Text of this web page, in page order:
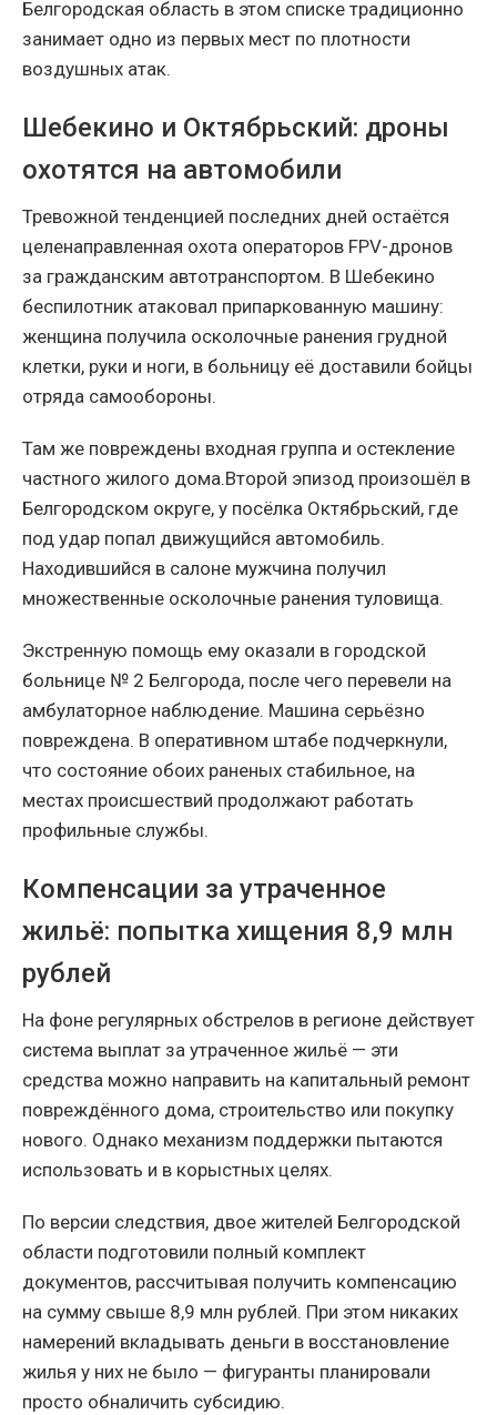
Белгородская область в этом списке традиционно
занимает одно из первых мест по плотности
воздушных атак.
Шебекино и Октябрьский: дроны
охотятся на автомобили
Тревожной тенденцией последних дней остаётся
целенаправленная охота операторов FPV-дронов
за гражданским автотранспортом. В Шебекино
беспилотник атаковал припаркованную машину:
женщина получила осколочные ранения грудной
клетки, руки и ноги, в больницу её доставили бойцы
отряда самообороны.
Там же повреждены входная группа и остекление
частного жилого дома.Второй эпизод произошёл в
Белгородском округе, у посёлка Октябрьский, где
под удар попал движущийся автомобиль.
Находившийся в салоне мужчина получил
множественные осколочные ранения туловища.
Экстренную помощь ему оказали в городской
больнице № 2 Белгорода, после чего перевели на
амбулаторное наблюдение. Машина серьёзно
повреждена. В оперативном штабе подчеркнули,
что состояние обоих раненых стабильное, на
местах происшествий продолжают работать
профильные службы.
Компенсации за утраченное
жильё: попытка хищения 8,9 млн
рублей
На фоне регулярных обстрелов в регионе действует
система выплат за утраченное жильё — эти
средства можно направить на капитальный ремонт
повреждённого дома, строительство или покупку
нового. Однако механизм поддержки пытаются
использовать и в корыстных целях.
По версии следствия, двое жителей Белгородской
области подготовили полный комплект
документов, рассчитывая получить компенсацию
на сумму свыше 8,9 млн рублей. При этом никаких
намерений вкладывать деньги в восстановление
жилья у них не было — фигуранты планировали
просто обналичить субсидию.